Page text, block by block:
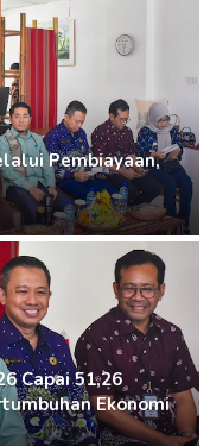
Pembiayaan,
Capai 51,26
Ekonomi